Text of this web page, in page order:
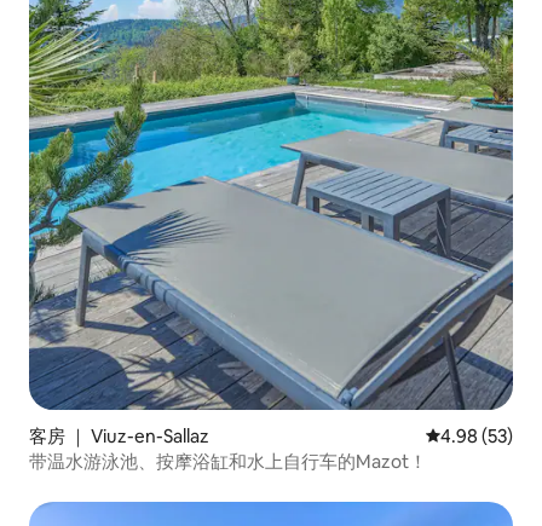
客房 ｜ Viuz-en-Sallaz 平均评分
4.98 (53)
带温水游泳池、按摩浴缸和水上自行车的Mazot！